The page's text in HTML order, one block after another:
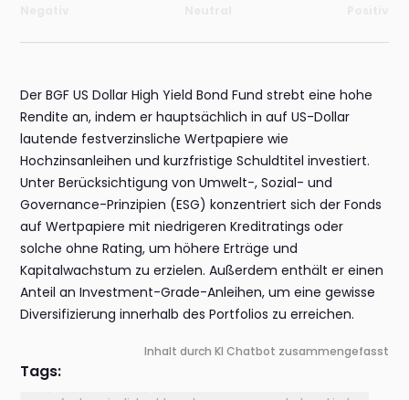
Der BGF US Dollar High Yield Bond Fund strebt eine hohe
Rendite an, indem er hauptsächlich in auf US-Dollar
lautende festverzinsliche Wertpapiere wie
Hochzinsanleihen und kurzfristige Schuldtitel investiert.
Unter Berücksichtigung von Umwelt-, Sozial- und
Governance-Prinzipien (ESG) konzentriert sich der Fonds
auf Wertpapiere mit niedrigeren Kreditratings oder
solche ohne Rating, um höhere Erträge und
Kapitalwachstum zu erzielen. Außerdem enthält er einen
Anteil an Investment-Grade-Anleihen, um eine gewisse
Diversifizierung innerhalb des Portfolios zu erreichen.
Inhalt durch KI Chatbot zusammengefasst
Tags: